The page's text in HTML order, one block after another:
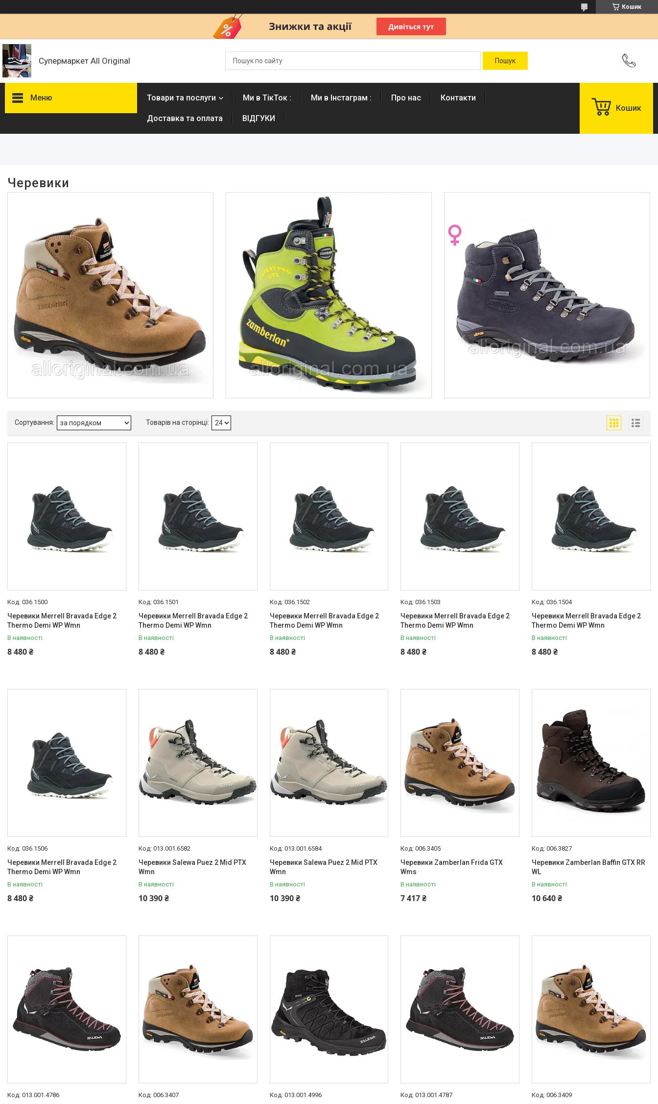
Кошик
Супермаркет All Original
Меню
В наявності 255
Товари та послуги :
ВІДГУКИ
Ми в ТікТок :
Ми в Інстаграм :
Товари та послуги Ми в ТікТок : Ми в Інстаграм : Про нас Контакти
Доставка та оплата ВІДГУКИ
Кошик
Черевики
036.1500
Черевики Merrell Bravada Edge 2
Thermo Demi WP Wmn
В наявності
8 480 ₴
036.1501
Черевики Merrell Bravada Edge 2
Thermo Demi WP Wmn
В наявності
8 480 ₴
036.1502
Черевики Merrell Bravada Edge 2
Thermo Demi WP Wmn
В наявності
8 480 ₴
036.1503
Черевики Merrell Bravada Edge 2
Thermo Demi WP Wmn
В наявності
8 480 ₴
036.1504
Черевики Merrell Bravada Edge 2
Thermo Demi WP Wmn
В наявності
8 480 ₴
036.1506
Черевики Merrell Bravada Edge 2
Thermo Demi WP Wmn
В наявності
8 480 ₴
013.001.6582
Черевики Salewa Puez 2 Mid PTX
Wmn
В наявності
10 390 ₴
013.001.6584
Черевики Salewa Puez 2 Mid PTX
Wmn
В наявності
10 390 ₴
006.3405
Черевики Zamberlan Frida GTX
Wms
В наявності
7 417 ₴
006.3827
Черевики Zamberlan Baffin GTX RR
WL
В наявності
10 640 ₴
013.001.4786 006.3407 013.001.4996 013.001.4787 006.3409